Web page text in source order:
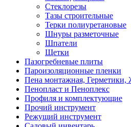
Стеклорезы
Тазы строительные
Терки полиуретановые
Шнуры разметочные
Шпатели
Щетки
Пазогребневые плиты
Пароизоляционные пленки
Пена монтажная, Герметики,
Пенопласт и Пеноплекс
Профиля и комплектующие
Прочий инструмент
Режущий инструмент